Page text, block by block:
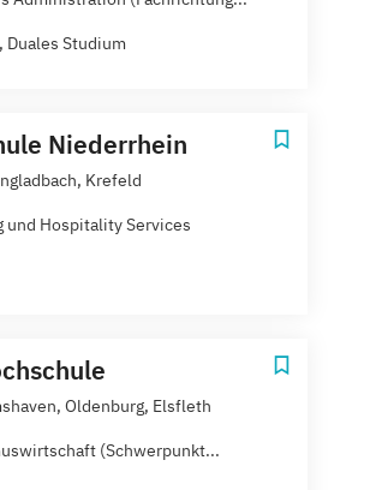
Studium
Niederrhein
Krefeld
und Hospitality Services
Oldenburg, Elsfleth
(Schwerpunkt...